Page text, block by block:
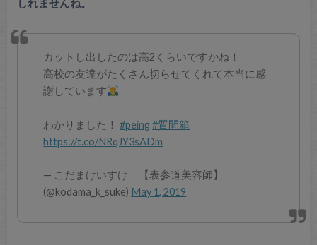
しれませんね。
カットし出したのは高2くらいですかね！
高校の友達がたくさん切らせてくれて本当に感
謝しています
わかりました！#peing #質問箱
https://t.co/NRqJY3sADm
— こだまけいすけ 【表参道美容師】
(@kodama_k_suke) May 1, 2019